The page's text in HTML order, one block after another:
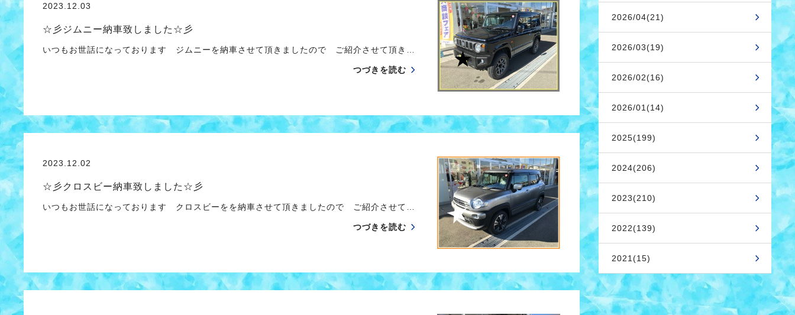
2023.12.03
☆彡ジムニー納車致しました☆彡
いつもお世話になっております ジムニーを納車させて頂きましたので ご紹介させて頂き…
つづきを読む
2023.12.02
☆彡クロスビー納車致しました☆彡
いつもお世話になっております クロスビーをを納車させて頂きましたので ご紹介させて…
つづきを読む
2026/04(21)
2026/03(19)
2026/02(16)
2026/01(14)
2025(199)
2024(206)
2023(210)
2022(139)
2021(15)